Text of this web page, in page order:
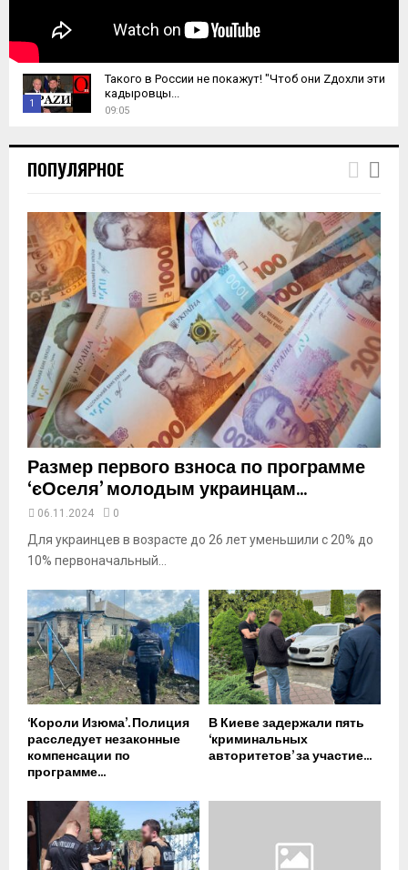
1
h
u
a
y
u
e
Такого в России не покажут! "Чтоб они Zдохли эти
кадыровцы...
09:05
ПОПУЛЯРНОЕ
Размер первого взноса по программе
‘єОселя’ молодым украинцам...
06.11.2024 0
Для украинцев в возрасте до 26 лет уменьшили с 20% до
10% первоначальный...
‘Короли Изюма’. Полиция
расследует незаконные
компенсации по
программе...
В Киеве задержали пять
‘криминальных
авторитетов’ за участие...